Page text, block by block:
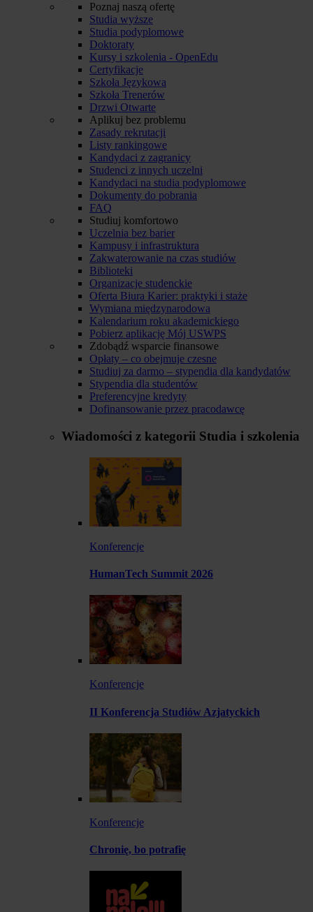
Poznaj naszą ofertę
Studia wyższe
Studia podyplomowe
Doktoraty
Kursy i szkolenia - OpenEdu
Certyfikacje
Szkoła Językowa
Szkoła Trenerów
Drzwi Otwarte
Aplikuj bez problemu
Zasady rekrutacji
Listy rankingowe
Kandydaci z zagranicy
Studenci z innych uczelni
Kandydaci na studia podyplomowe
Dokumenty do pobrania
FAQ
Studiuj komfortowo
Uczelnia bez barier
Kampusy i infrastruktura
Zakwaterowanie na czas studiów
Biblioteki
Organizacje studenckie
Oferta Biura Karier: praktyki i staże
Wymiana międzynarodowa
Kalendarium roku akademickiego
Pobierz aplikację Mój USWPS
Zdobądź wsparcie finansowe
Opłaty – co obejmuje czesne
Studiuj za darmo – stypendia dla kandydatów
Stypendia dla studentów
Preferencyjne kredyty
Dofinansowanie przez pracodawcę
Wiadomości z kategorii Studia i szkolenia
Konferencje
HumanTech Summit 2026
Konferencje
II Konferencja Studiów Azjatyckich
Konferencje
Chronię, bo potrafię